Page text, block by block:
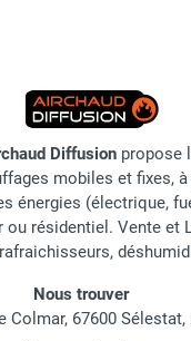
Diffusion propose
mobiles et fixes,
énergies (électrique,
ou résidentiel. Vente et
Nous trouver
Colmar, 67600 Sélestat,